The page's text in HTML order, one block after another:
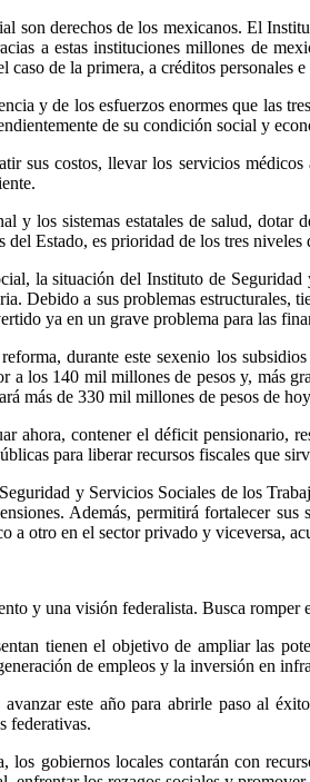
son derechos de los mexicanos. El
a estas instituciones millones de
caso de la primera, a créditos personales
y de los esfuerzos enormes que las
de su condición social y
sus costos, llevar los servicios
y los sistemas estatales de salud,
del Estado, es prioridad de los tres
la situación del Instituto de
Debido a sus problemas
ya en un grave problema para las
durante este sexenio los
a los 140 mil millones de pesos y, más
más de 330 mil millones de pesos de
ahora, contener el déficit
para liberar recursos fiscales que
y Servicios Sociales de los
Además, permitirá fortalecer
a otro en el sector privado y viceversa,
y una visión federalista. Busca
tienen el objetivo de ampliar las
de empleos y la inversión en
este año para abrirle paso al
federativas.
los gobiernos locales contarán con